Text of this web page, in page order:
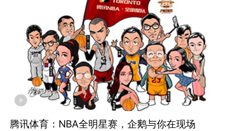
腾讯体育：NBA全明星赛，企鹅与你在现场